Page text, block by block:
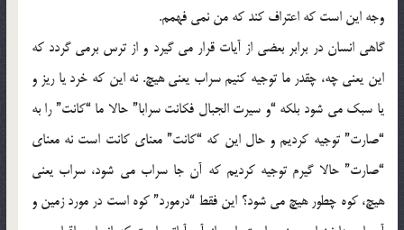
وجه این است که اعتراف کند که من نمی فهمم.
گاهی انسان در برابر بعضی از آیات قرار می گیرد و از ترس برمی گردد که
این یعنی چه، چقدر ما توجیه کنیم سراب یعنی هیچ. نه این که خرد یا ریز و
یا سبک می شود بلکه “و سیرت الجبال فکانت سرابا” حالا ما “کانت” را به
“صارت” توجیه کردیم و حال این که “کانت” معنای کانت است نه معنای
“صارت” حالا گیرم توجیه کردیم که آن جا سراب می شود، سراب یعنی
هیچ، کوه چطور هیچ می شود؟ این فقط “درمورد” کوه است در مورد زمین و